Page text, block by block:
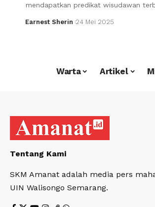
mendapatkan predikat wisudawan
Earnest Sherin 24 Mei 2025
Warta Artikel
Tentang Kami
SKM Amanat adalah media pers
UIN Walisongo Semarang.